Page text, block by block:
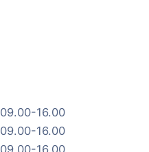
09.00-16.00
09.00-16.00
09.00-16.00